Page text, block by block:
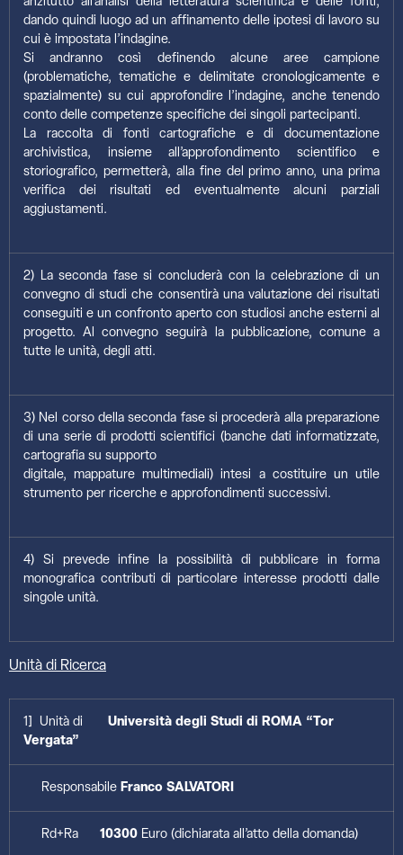
dando quindi luogo ad un affinamento delle ipotesi di lavoro su
cui è impostata l’indagine.
Si andranno così definendo alcune aree campione
(problematiche, tematiche e delimitate cronologicamente e
spazialmente) su cui approfondire l’indagine, anche tenendo
conto delle competenze specifiche dei singoli partecipanti.
La raccolta di fonti cartografiche e di documentazione
archivistica, insieme all’approfondimento scientifico e
storiografico, permetterà, alla fine del primo anno, una prima
verifica dei risultati ed eventualmente alcuni parziali
aggiustamenti.
2) La seconda fase si concluderà con la celebrazione di un
convegno di studi che consentirà una valutazione dei risultati
conseguiti e un confronto aperto con studiosi anche esterni al
progetto. Al convegno seguirà la pubblicazione, comune a
tutte le unità, degli atti.
3) Nel corso della seconda fase si procederà alla preparazione
di una serie di prodotti scientifici (banche dati informatizzate,
cartografia su supporto
digitale, mappature multimediali) intesi a costituire un utile
strumento per ricerche e approfondimenti successivi.
4) Si prevede infine la possibilità di pubblicare in forma
monografica contributi di particolare interesse prodotti dalle
singole unità.
Unità di Ricerca
1] Unità di Università degli Studi di ROMA “Tor
Vergata”
Responsabile Franco SALVATORI
Rd+Ra 10300 Euro (dichiarata all’atto della domanda)